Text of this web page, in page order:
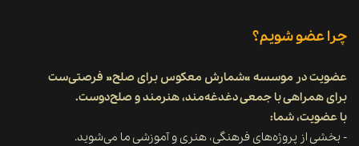
چرا عضو شویم؟
عضویت در موسسه «شمارش معکوس برای صلح» فرصتی‌ست
برای همراهی با جمعی دغدغه‌مند، هنرمند و صلح‌دوست.
​​​​​​​با عضویت، شما:
- بخشی از پروژه‌های فرهنگی، هنری و آموزشی ما می‌شوید.